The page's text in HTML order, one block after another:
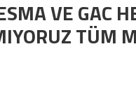
VE GAC
TÜM
İSRAİLE PEŞKEŞ ÇEKİLMESİ